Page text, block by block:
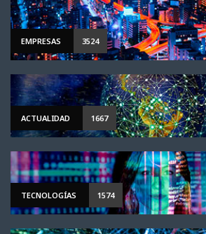
EMPRESAS 3524
ACTUALIDAD 1667
TECNOLOGÍAS 1574